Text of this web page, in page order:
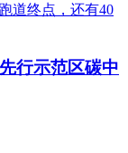
道终点，还有40
行示范区碳中